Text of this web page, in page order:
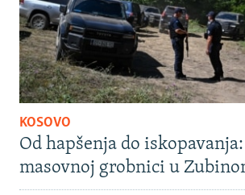
KOSOVO
Od hapšenja do
masovnoj grobnici u